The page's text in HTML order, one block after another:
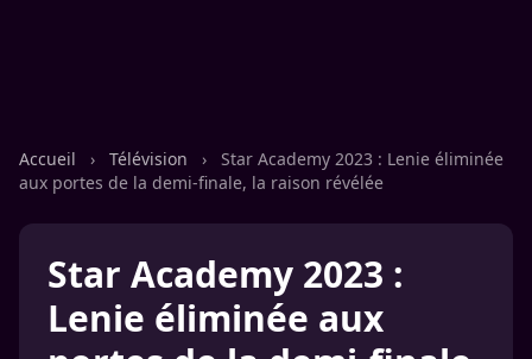
Accueil › Télévision ›
Star Academy 2023 : Lenie éliminée
aux portes de la demi-finale, la raison révélée
Star Academy 2023 :
Lenie éliminée aux